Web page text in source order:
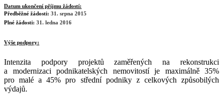
Datum ukončení příjmu žádostí:
Předběžné žádosti: 31. srpna 2015
Plné žádosti: 31. ledna 2016
Výše podpory:
Intenzita podpory projektů zaměřených na rekonstrukci
a modernizaci podnikatelských nemovitostí je maximálně 35%
pro malé a 45% pro střední podniky z celkových způsobilých
výdajů.